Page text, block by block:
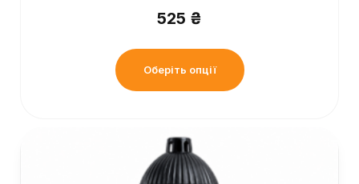
525 ₴
Оберіть опції